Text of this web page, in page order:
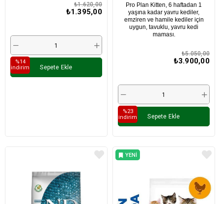
₺1.395,00
₺1.620,00
Sepete Ekle
%14
i̇ndirim
Pro Plan Kitten, 6 haftadan 1
yaşına kadar yavru kediler,
emziren ve hamile kediler için
uygun, tavuklu, yavru kedi
maması.
₺3.900,00
₺5.050,00
Sepete Ekle
%23
i̇ndirim
YENI